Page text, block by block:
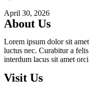
April 30, 2026
About Us
Lorem ipsum dolor sit
luctus nec. Curabitur a
interdum lacus sit amet
Visit Us